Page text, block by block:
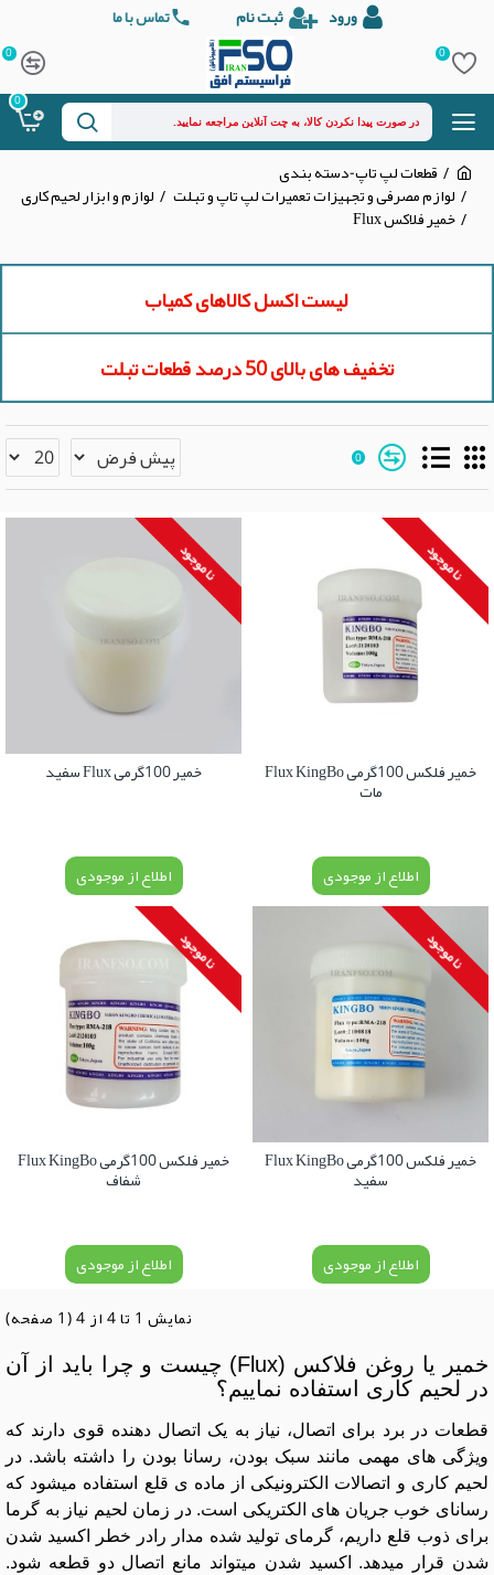
ورود ثبت نام تماس با ما
0
0
0
قطعات لپ تاپ-دسته بندی
لوازم مصرفی و تجهیزات تعمیرات لپ تاپ و تبلت لوازم و ابزار لحیم کاری
خمیر فلاکس Flux
لیست اکسل کالاهای کمیاب
تخفیف های بالای 50 درصد قطعات تبلت
0
نا موجود
خمیر فلکس 100گرمی Flux KingBo
مات
اطلاع از موجودی
نا موجود
خمیر 100گرمی Flux سفید
اطلاع از موجودی
نا موجود
خمیر فلکس 100گرمی Flux KingBo
سفید
اطلاع از موجودی
نا موجود
خمیر فلکس 100گرمی Flux KingBo
شفاف
اطلاع از موجودی
نمايش 1 تا 4 از 4 (1 صفحه)
خمیر یا روغن فلاکس (Flux) چیست و چرا باید از آن
در لحیم کاری استفاده نماییم؟
قطعات در برد برای اتصال، نیاز به یک اتصال دهنده قوی دارند که
ویژگی های مهمی مانند سبک بودن، رسانا بودن را داشته باشد. در
لحیم کاری و اتصالات الکترونیکی از ماده ی قلع استفاده میشود که
رسانای خوب جریان های الکتریکی است. در زمان لحیم نیاز به گرما
برای ذوب قلع داریم، گرمای تولید شده مدار رادر خطر اکسید شدن
شدن قرار میدهد. اکسید شدن میتواند مانع اتصال دو قطعه شود.